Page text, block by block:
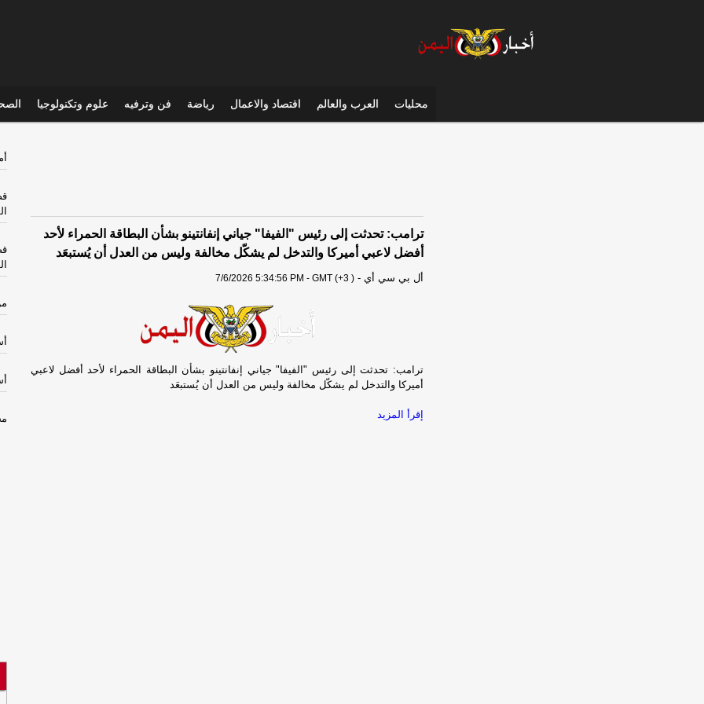
محليات العرب والعالم اقتصاد والاعمال رياضة فن وترفيه علوم وتكنولوجيا
ترامب: تحدثت إلى رئيس "الفيفا" جياني إنفانتينو بشأن البطاقة الحمراء لأحد
أفضل لاعبي أميركا والتدخل لم يشكّل مخالفة وليس من العدل أن يُستبعَد
أل بي سي أي -
7/6/2026 5:34:56 PM - GMT (+3 )
ترامب: تحدثت إلى رئيس "الفيفا" جياني إنفانتينو بشأن البطاقة الحمراء لأحد أفضل لاعبي
أميركا والتدخل لم يشكّل مخالفة وليس من العدل أن يُستبعَد
إقرأ المزيد